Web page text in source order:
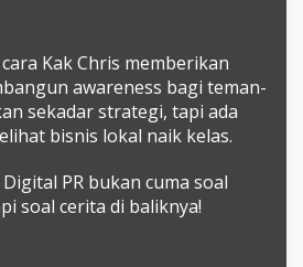
Kak Chris memberikan
awareness bagi teman-
sekadar strategi, tapi ada
bisnis lokal naik kelas.
PR bukan cuma soal
soal cerita di baliknya!